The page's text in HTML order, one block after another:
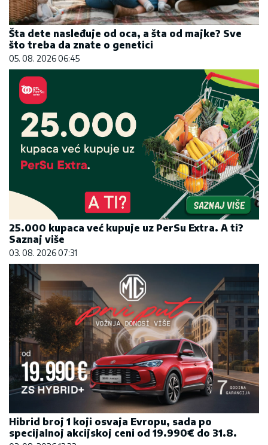
Šta dete nasleđuje od oca, a šta od majke? Sve
što treba da znate o genetici
05. 08. 2026 06:45
25.000 kupaca već kupuje uz PerSu Extra. A ti?
Saznaj više
03. 08. 2026 07:31
Hibrid broj 1 koji osvaja Evropu, sada po
specijalnoj akcijskoj ceni od 19.990€ do 31.8.